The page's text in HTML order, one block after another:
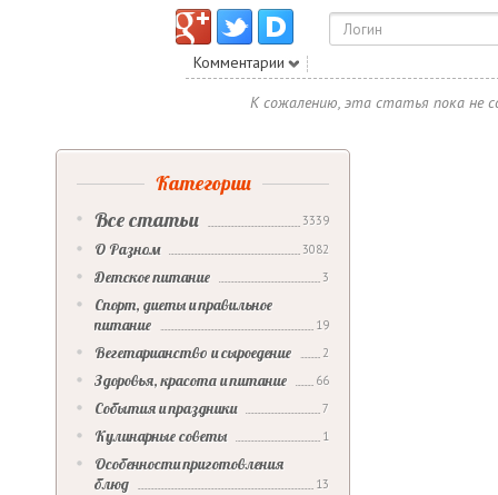
Комментарии
К сожалению, эта статья пока не
Категории
Все статьи
3339
О Разном 3082
Детское питание 3
Спорт, диеты и правильное
питание
19
Вегетарианство и сыроедение 2
Здоровья, красота и питание 66
События и праздники 7
Кулинарные советы 1
Особенности приготовления
блюд
13